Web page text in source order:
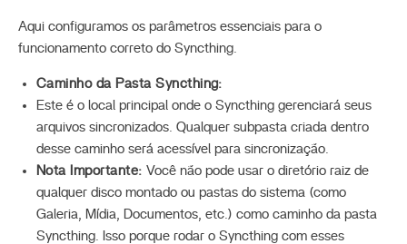
Aqui configuramos os parâmetros essenciais para o
funcionamento correto do Syncthing.
Caminho da Pasta Syncthing:
Este é o local principal onde o Syncthing gerenciará seus
arquivos sincronizados. Qualquer subpasta criada dentro
desse caminho será acessível para sincronização.
Nota Importante: Você não pode usar o diretório raiz de
qualquer disco montado ou pastas do sistema (como
Galeria, Mídia, Documentos, etc.) como caminho da pasta
Syncthing. Isso porque rodar o Syncthing com esses